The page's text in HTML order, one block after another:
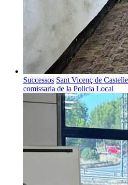
Successos Sant Vicenç de
comissaria de la Policia Local